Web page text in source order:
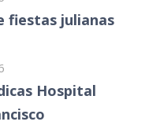
fiestas julianas
Hospital